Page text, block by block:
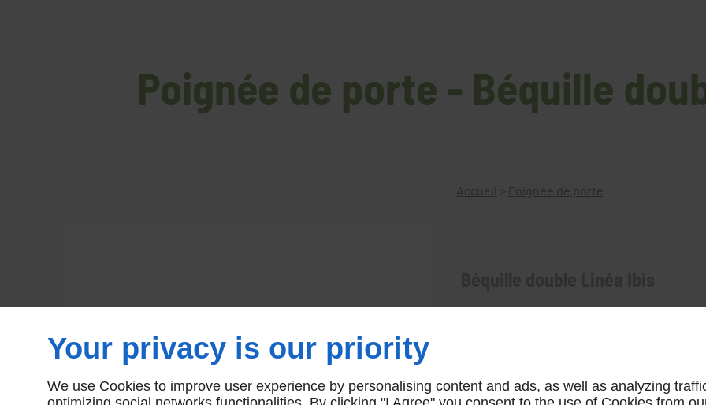
Poignée de porte - Béquille
Accueil > Poignée de porte
Your privacy is our priority
We use Cookies to improve user experience by personalising content and ads, as well as analyzing